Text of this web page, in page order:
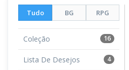
Tudo BG RPG
Coleção 16
Lista De Desejos 4